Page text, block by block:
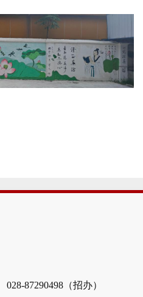
028-87290498（招办）